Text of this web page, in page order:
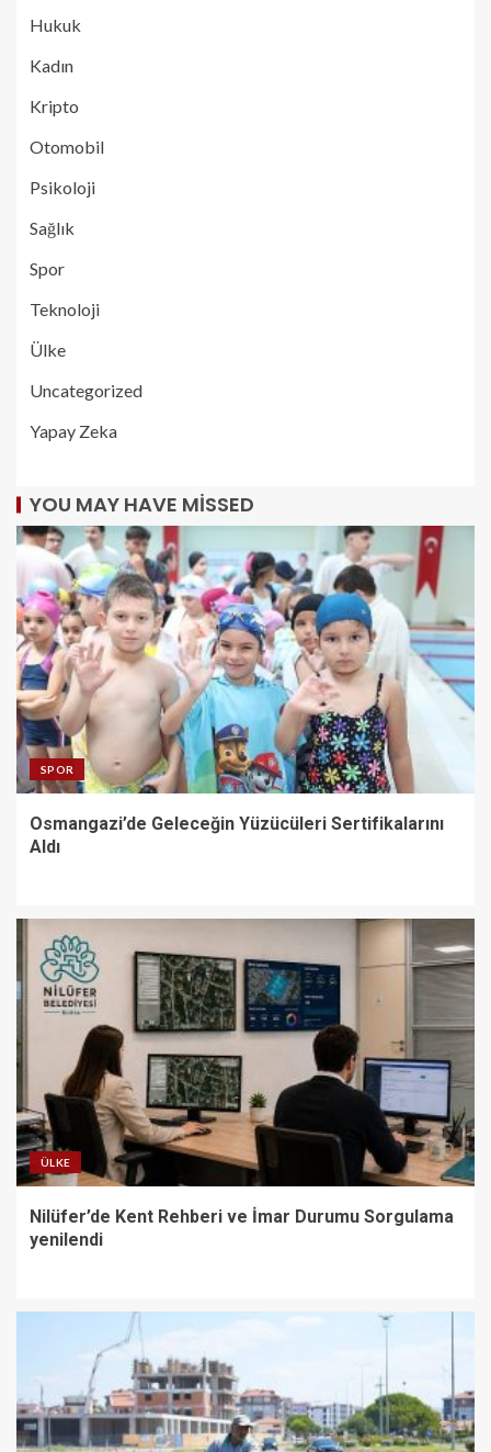
Hukuk
Kadın
Kripto
Otomobil
Psikoloji
Sağlık
Spor
Teknoloji
Ülke
Uncategorized
Yapay Zeka
YOU MAY HAVE MISSED
SPOR
Osmangazi’de Geleceğin Yüzücüleri Sertifikalarını
Aldı
ÜLKE
Nilüfer’de Kent Rehberi ve İmar Durumu Sorgulama
yenilendi